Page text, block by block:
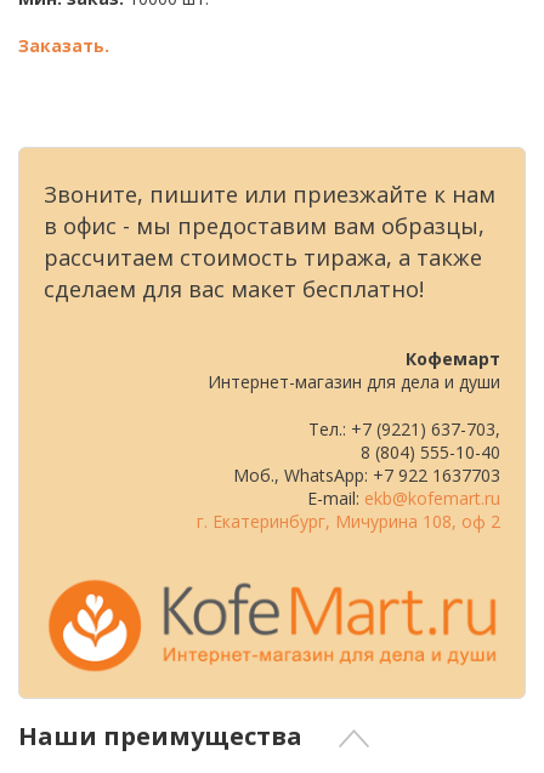
Заказать.
Звоните, пишите или приезжайте к нам
в офис - мы предоставим вам образцы,
рассчитаем стоимость тиража, а также
сделаем для вас макет бесплатно!
Кофемарт
Интернет-магазин для дела и души
Тел.: +7 (9221) 637-703,
8 (804) 555-10-40
Моб., WhatsApp: +7 922 1637703
E-mail: ekb@kofemart.ru
г. Екатеринбург, Мичурина 108, оф 2
Наши преимущества